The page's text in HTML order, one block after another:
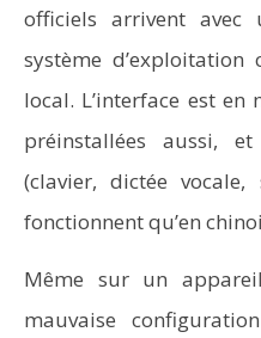
officiels arrivent
système
local. L’interface est
préinstallées aussi,
(clavier, dictée
fonctionnent qu’en
Même sur un
mauvaise